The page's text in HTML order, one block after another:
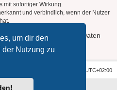
um dir den
Nutzung zu
mit sofortiger Wirkung.
und verbindlich, wenn der Nutzer
mit deinen persönlichen Daten
enthalten.
UTC+02:00
Software © phpBB Limited